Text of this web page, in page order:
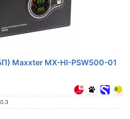
Maxxter MX-HI-PSW500-01